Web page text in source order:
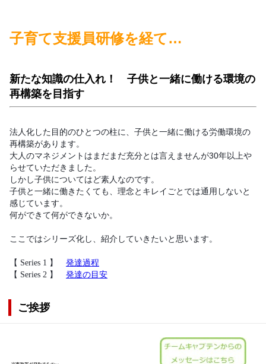
子育て支援員研修を経て…
新たな知識の仕入れ！ 子供と一緒に働ける環境の
再構築を目指す
法人化した目的のひとつの柱に、子供と一緒に働ける労働環境の
再構築があります。
大人のマネジメントはまだまだ充分とは言えませんが30年以上や
らせていただきました。
しかし子供についてはど素人なのです。
子供と一緒に働きたくても、理念とキレイごとでは通用しないと
感じています。
何ができて何ができないか。
ここではシリーズ化し、紹介していきたいと思います。
【 Series 1 】 発達過程
【 Series 2 】 発達の目安
ご挨拶